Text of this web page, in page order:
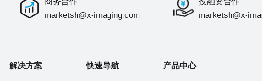
marketsh@x-imaging.com
marketsh@x-
解决方案 快速导航 产品中心